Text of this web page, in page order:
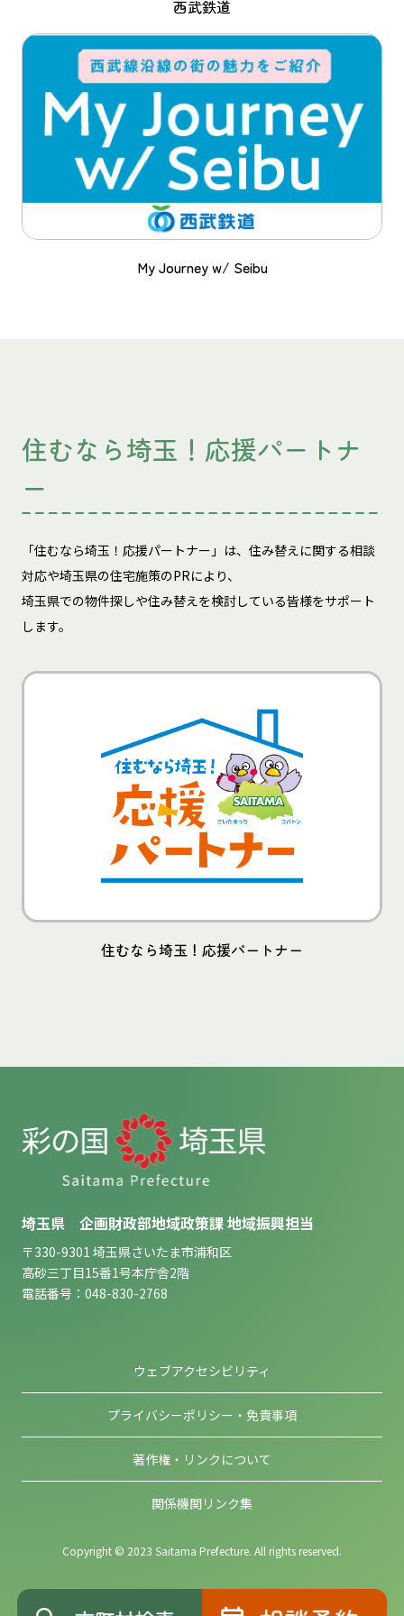
西武鉄道
My Journey w/ Seibu
住むなら埼玉！応援パートナ
ー
「住むなら埼玉！応援パートナー」は、住み替えに関する相談
対応や埼玉県の住宅施策のPRにより、
埼玉県での物件探しや住み替えを検討している皆様をサポート
します。
住むなら埼玉！応援パートナー
埼玉県 企画財政部地域政策課 地域振興担当
〒330-9301 埼玉県さいたま市浦和区
高砂三丁目15番1号本庁舎2階
電話番号：048-830-2768
ウェブアクセシビリティ
プライバシーポリシー・免責事項
著作権・リンクについて
関係機関リンク集
Copyright © 2023 Saitama Prefecture. All rights reserved.